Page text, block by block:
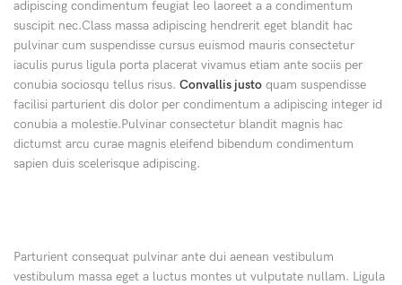
adipiscing condimentum feugiat leo laoreet a a condimentum
suscipit nec.Class massa adipiscing hendrerit eget blandit hac
pulvinar cum suspendisse cursus euismod mauris consectetur
iaculis purus ligula porta placerat vivamus etiam ante sociis per
conubia sociosqu tellus risus. Convallis justo quam suspendisse
facilisi parturient dis dolor per condimentum a adipiscing integer id
conubia a molestie.Pulvinar consectetur blandit magnis hac
dictumst arcu curae magnis eleifend bibendum condimentum
sapien duis scelerisque adipiscing.
Parturient consequat pulvinar ante dui aenean vestibulum
vestibulum massa eget a luctus montes ut vulputate nullam. Ligula